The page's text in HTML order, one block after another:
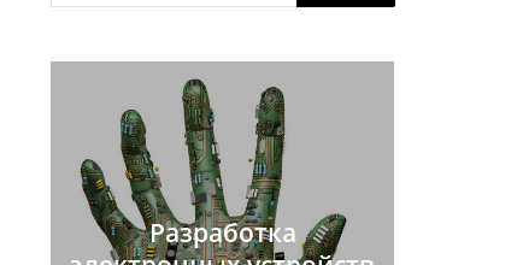
Разработка